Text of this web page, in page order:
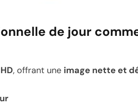
de jour
, offrant une image nette et